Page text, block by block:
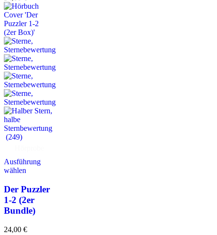
(249)
Ausführung
wählen
Der Puzzler
1-2 (2er
Bundle)
24,00 €